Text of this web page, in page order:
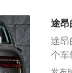
整体
的
力。
少，
途昂
途昂
个车
款发